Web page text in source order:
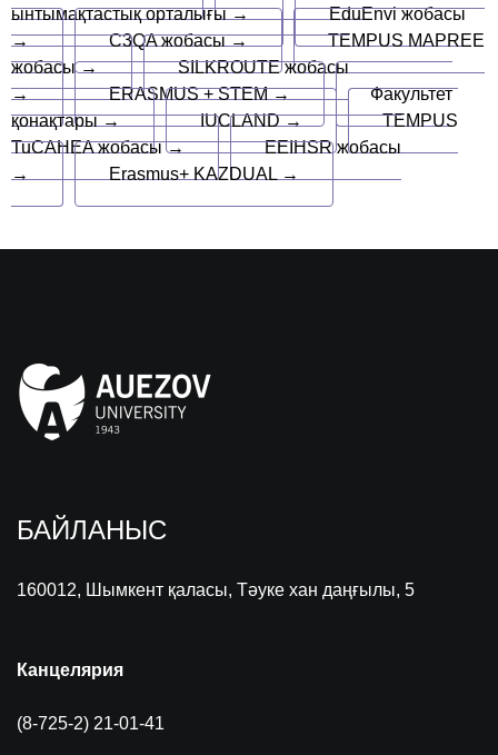
ынтымақтастық орталығы →
EduEnvi жобасы
→
C3QA жобасы →
TEMPUS MAPREE
жобасы →
SILKROUTE жобасы
→
ERASMUS + STEM →
Факультет
қонақтары →
IUCLAND →
TEMPUS
TuCAHEA жобасы →
EEIHSR жобасы
→
Erasmus+ KAZDUAL →
БАЙЛАНЫС
160012, Шымкент қаласы, Тәуке хан даңғылы, 5
Канцелярия
(8-725-2) 21-01-41